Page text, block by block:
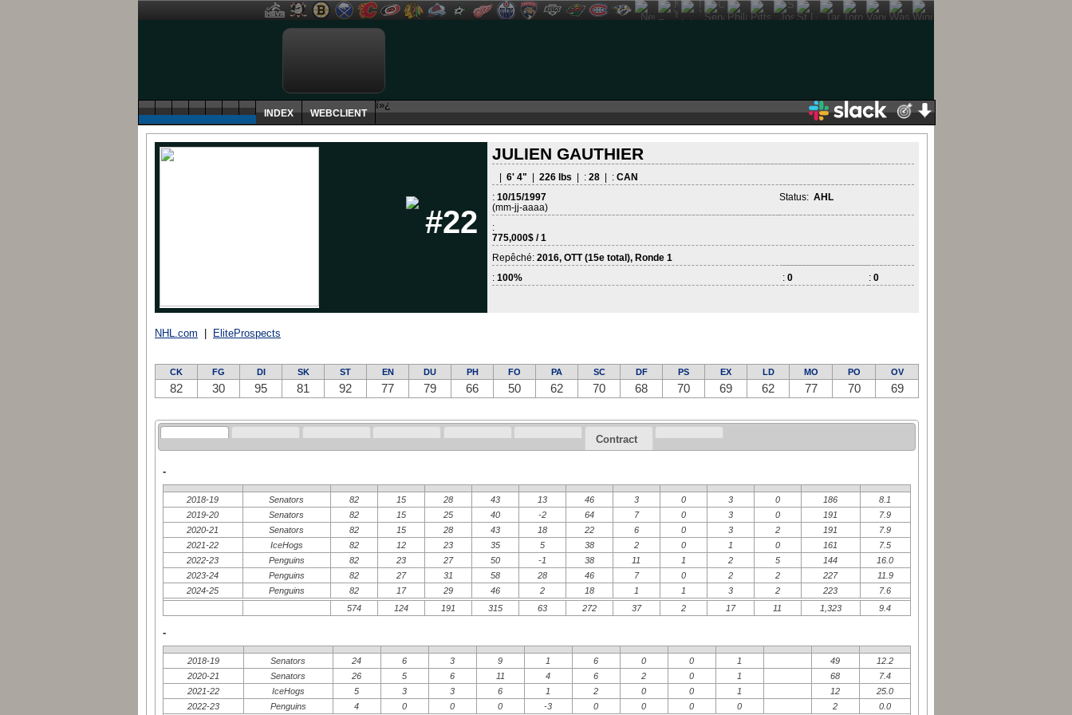
ï»¿
INDEX WEBCLIENT
#22
JULIEN GAUTHIER
| 6' 4" | 226 lbs | : 28 | : CAN
: 10/15/1997
(mm-jj-aaaa)
Status: AHL
:
775,000$ / 1
Repêché: 2016, OTT (15e total), Ronde 1
: 100% : 0 : 0
NHL.com EliteProspects
CK FG DI SK ST EN DU PH FO PA SC DF PS EX LD MO PO OV
82 30 95 81 92 77 79 66 50 62 70 68 70 69 62 77 70 69
Contract
-
2018-19 Senators 82 15 28 43 13 46 3 0 3 0 186
8.1
2019-20
Senators 82 15 25 40 -2 64 7 0 3 0 191
7.9
2020-21
Senators 82 15 28 43 18 22 6 0 3 2 191
7.9
2021-22
IceHogs 82 12 23 35 5 38 2 0 1 0 161
7.5
2022-23
Penguins 82 23 27 50 -1 38 11 1 2 5 144
16.0
2023-24
Penguins 82 27 31 58 28 46 7 0 2 2 227
11.9
2024-25
Penguins 82 17 29 46 2 18 1 1 3 2 223
7.6
574
124 191 315 63 272 37 2 17 11 1,323 9.4
-
2018-19 Senators 24 6 3 9 1 6 0 0 1 49
12.2
2020-21
Senators 26 5 6 11 4 6 2 0 1 68
7.4
2021-22
IceHogs 5 3 3 6 1 2 0 0 1 12
25.0
2022-23
Penguins 4 0 0 0 -3 0 0 0 0 2 0.0